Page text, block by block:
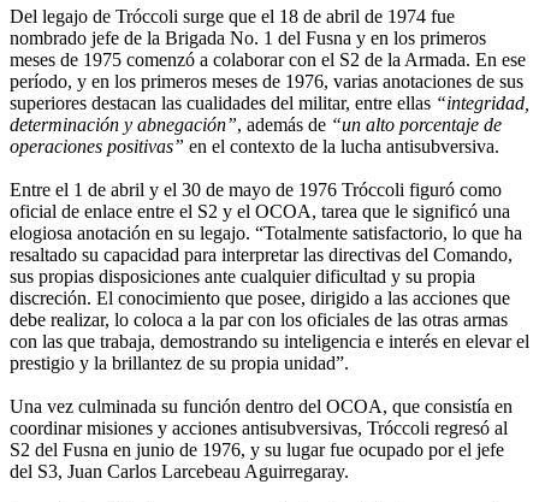
Del legajo de Tróccoli surge que el 18 de abril de 1974 fue
nombrado jefe de la Brigada No. 1 del Fusna y en los primeros
meses de 1975 comenzó a colaborar con el S2 de la Armada. En ese
período, y en los primeros meses de 1976, varias anotaciones de sus
superiores destacan las cualidades del militar, entre ellas “integridad,
determinación y abnegación”, además de “un alto porcentaje de
operaciones positivas” en el contexto de la lucha antisubversiva.
Entre el 1 de abril y el 30 de mayo de 1976 Tróccoli figuró como
oficial de enlace entre el S2 y el OCOA, tarea que le significó una
elogiosa anotación en su legajo. “Totalmente satisfactorio, lo que ha
resaltado su capacidad para interpretar las directivas del Comando,
sus propias disposiciones ante cualquier dificultad y su propia
discreción. El conocimiento que posee, dirigido a las acciones que
debe realizar, lo coloca a la par con los oficiales de las otras armas
con las que trabaja, demostrando su inteligencia e interés en elevar el
prestigio y la brillantez de su propia unidad”.
Una vez culminada su función dentro del OCOA, que consistía en
coordinar misiones y acciones antisubversivas, Tróccoli regresó al
S2 del Fusna en junio de 1976, y su lugar fue ocupado por el jefe
del S3, Juan Carlos Larcebeau Aguirregaray.